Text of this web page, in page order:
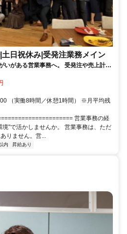
日祝休み|受発注業務メイン
いがある営業事務へ。 受発注や売上計
とつの仕事がスムーズな事業運営につな
を活かしながら、周囲から頼られる存在
（実働8時間／休憩1時間） ※月平均残
営業事務の経
"で活かしませんか。 営業事務は、ただ
りません。営...
内 昇給あり